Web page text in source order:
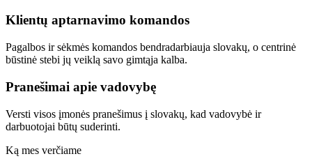
Klientų aptarnavimo komandos
Pagalbos ir sėkmės komandos bendradarbiauja slovakų, o centrinė
būstinė stebi jų veiklą savo gimtąja kalba.
Pranešimai apie vadovybę
Versti visos įmonės pranešimus į slovakų, kad vadovybė ir
darbuotojai būtų suderinti.
Ką mes verčiame